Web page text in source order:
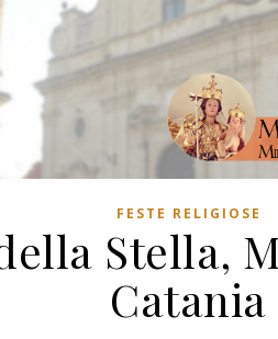
FESTE RELIGIOSE
Stella,
Catania